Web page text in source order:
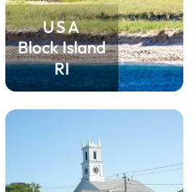
USA
Block Island
RI